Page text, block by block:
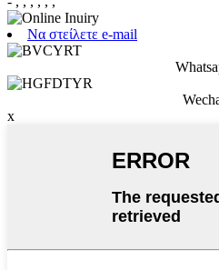
Να στείλετε e-mail
x